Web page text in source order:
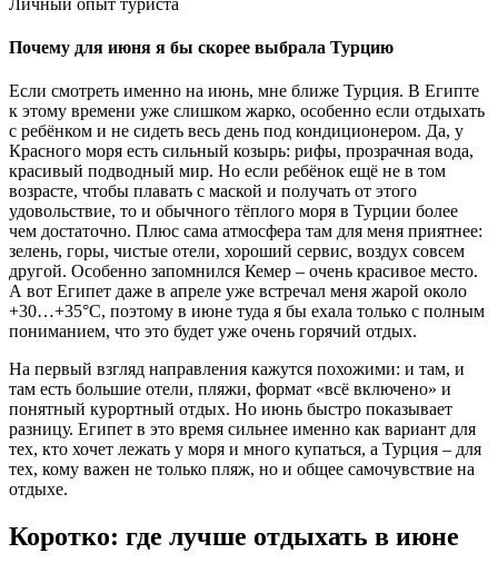
Почему для июня я бы скорее выбрала Турцию
Если смотреть именно на июнь, мне ближе Турция. В Египте
к этому времени уже слишком жарко, особенно если отдыхать
с ребёнком и не сидеть весь день под кондиционером. Да, у
Красного моря есть сильный козырь: рифы, прозрачная вода,
красивый подводный мир. Но если ребёнок ещё не в том
возрасте, чтобы плавать с маской и получать от этого
удовольствие, то и обычного тёплого моря в Турции более
чем достаточно. Плюс сама атмосфера там для меня приятнее:
зелень, горы, чистые отели, хороший сервис, воздух совсем
другой. Особенно запомнился Кемер – очень красивое место.
А вот Египет даже в апреле уже встречал меня жарой около
+30…+35°C, поэтому в июне туда я бы ехала только с полным
пониманием, что это будет уже очень горячий отдых.
На первый взгляд направления кажутся похожими: и там, и
там есть большие отели, пляжи, формат «всё включено» и
понятный курортный отдых. Но июнь быстро показывает
разницу. Египет в это время сильнее именно как вариант для
тех, кто хочет лежать у моря и много купаться, а Турция – для
тех, кому важен не только пляж, но и общее самочувствие на
отдыхе.
Коротко: где лучше отдыхать в июне